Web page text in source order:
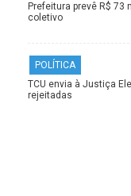
Prefeitura prevê R$
coletivo
POLÍTICA
TCU envia à Justiça
rejeitadas